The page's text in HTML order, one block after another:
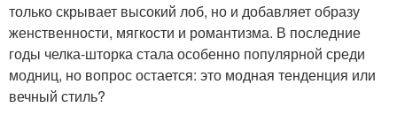
только скрывает высокий лоб, но и добавляет образу
женственности, мягкости и романтизма. В последние
годы челка-шторка стала особенно популярной среди
модниц, но вопрос остается: это модная тенденция или
вечный стиль?